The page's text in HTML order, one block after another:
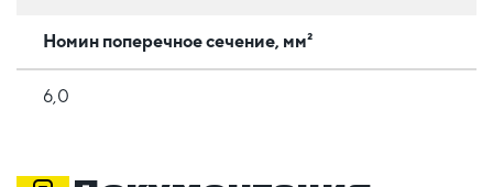
Номин поперечное сечение, мм²
6,0